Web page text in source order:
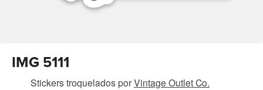
IMG 5111
Stickers troqueladosporVintage Outlet Co.